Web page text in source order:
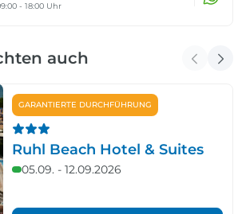
- 18:00 Uhr
auch
GARANTIERTE DURCHFÜHRUNG
Ruhl Beach Hotel & Suites
05.09. - 12.09.2026